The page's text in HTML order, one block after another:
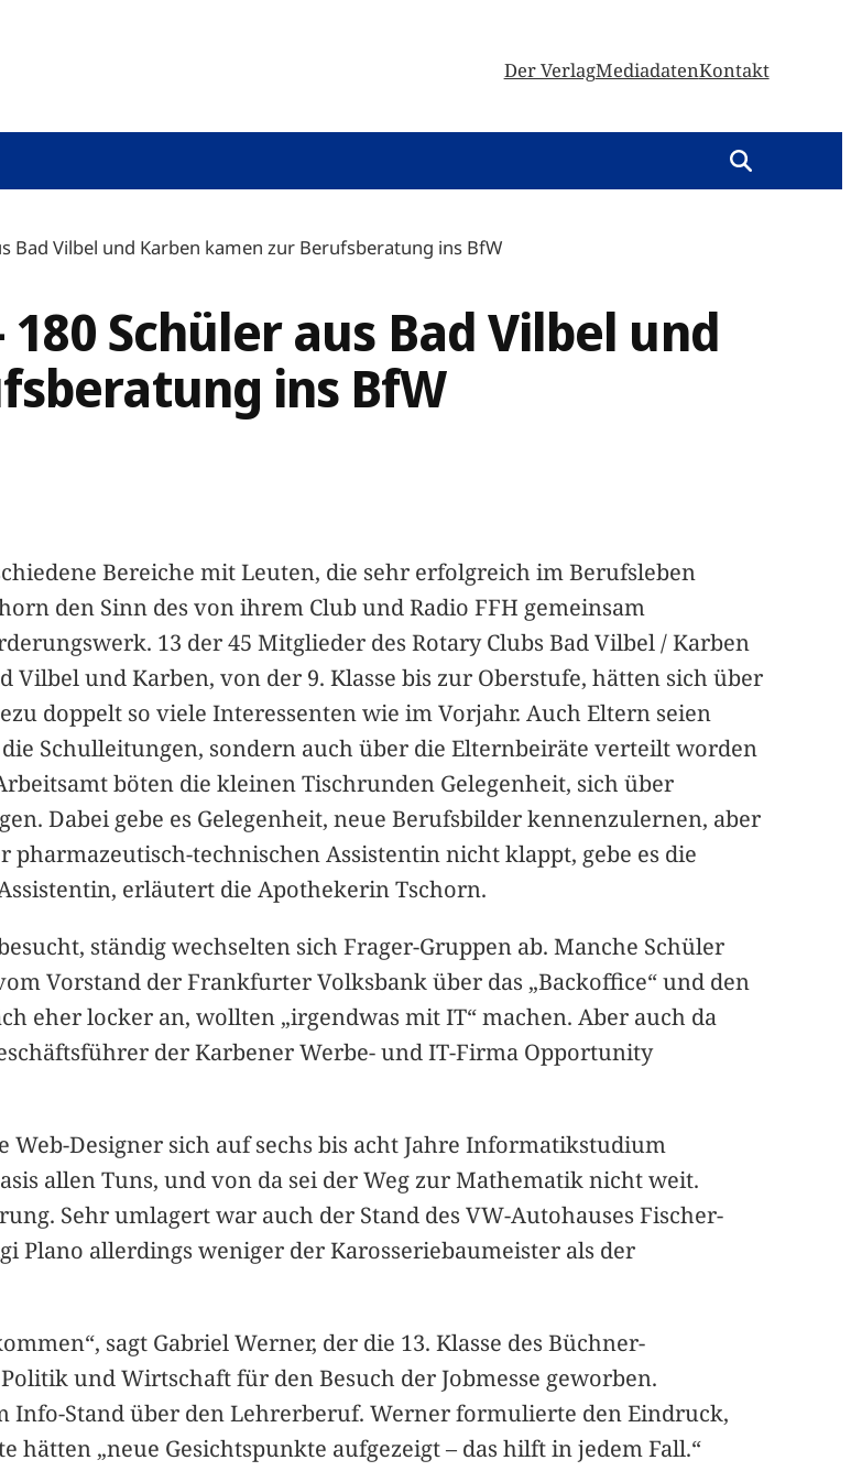
Der VerlagMediadatenKontakt
Bad Vilbel und Karben kamen zur Berufsberatung ins BfW
Schüler aus Bad Vilbel und
ins BfW
Bereiche mit Leuten, die sehr erfolgreich im Berufsleben
den Sinn des von ihrem Club und Radio FFH gemeinsam
13 der 45 Mitglieder des Rotary Clubs Bad Vilbel / Karben
Vilbel und Karben, von der 9. Klasse bis zur Oberstufe, hätten sich über
doppelt so viele Interessenten wie im Vorjahr. Auch Eltern seien
Schulleitungen, sondern auch über die Elternbeiräte verteilt worden
böten die kleinen Tischrunden Gelegenheit, sich über
Dabei gebe es Gelegenheit, neue Berufsbilder kennenzulernen, aber
pharmazeutisch-technischen Assistentin nicht klappt, gebe es die
erläutert die Apothekerin Tschorn.
ständig wechselten sich Frager-Gruppen ab. Manche Schüler
Vorstand der Frankfurter Volksbank über das „Backoffice“ und den
eher locker an, wollten „irgendwas mit IT“ machen. Aber auch da
der Karbener Werbe- und IT-Firma Opportunity
Designer sich auf sechs bis acht Jahre Informatikstudium
allen Tuns, und von da sei der Weg zur Mathematik nicht weit.
Sehr umlagert war auch der Stand des VW-Autohauses Fischer-
Plano allerdings weniger der Karosseriebaumeister als der
sagt Gabriel Werner, der die 13. Klasse des Büchner-
und Wirtschaft für den Besuch der Jobmesse geworben.
Info-Stand über den Lehrerberuf. Werner formulierte den Eindruck,
„neue Gesichtspunkte aufgezeigt – das hilft in jedem Fall.“